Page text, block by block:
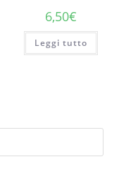
6,50€
Leggi tutto